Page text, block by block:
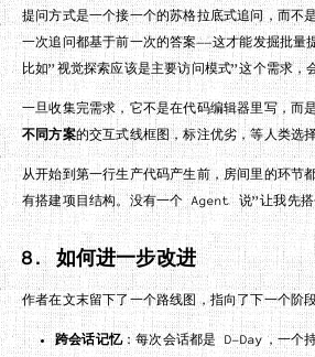
提问方式是一个接一个的苏格拉底式追问，而不
一次追问都基于前一次的答案——这才能发掘批量
比如”视觉探索应该是主要访问模式”这个需求，
一旦收集完需求，它不是在代码编辑器里写，而
不同方案的交互式线框图，标注优劣，等人类选
从开始到第一行生产代码产生前，房间里的环节
有搭建项目结构。没有一个 Agent 说”让我先搭
8. 如何进一步改进
作者在文末留下了一个路线图，指向了下一个阶
跨会话记忆：每次会话都是 D-Day，一个